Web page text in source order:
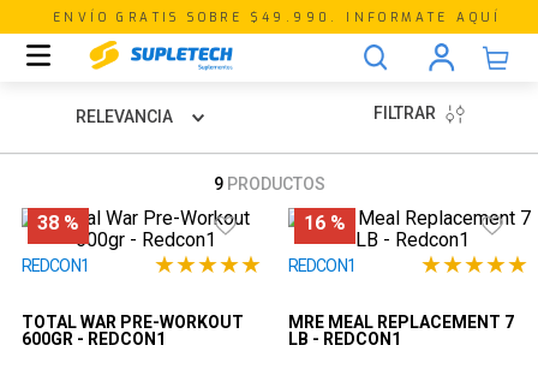
ENVÍO GRATIS SOBRE $49.990. INFORMATE AQUÍ
RELEVANCIA FILTRAR
9 PRODUCTOS
38 %
REDCON1 ★★★★★
TOTAL WAR PRE-WORKOUT
600GR - REDCON1
16 %
REDCON1 ★★★★★
MRE MEAL REPLACEMENT 7
LB - REDCON1